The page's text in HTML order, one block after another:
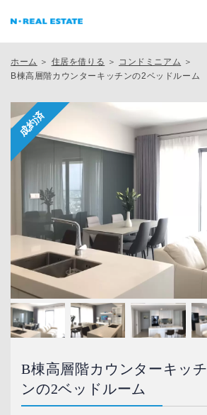
ホーム ＞ 住居を借りる ＞ コンドミニアム ＞
B棟高層階カウンターキッチンの2ベッドルーム
B棟高層階カウンターキッチ
ンの2ベッドルーム